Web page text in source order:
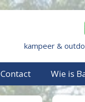
kampeer &
Contact Wie is